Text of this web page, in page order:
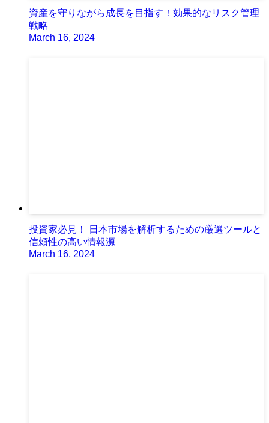
資産を守りながら成長を目指す！効果的なリスク管理
戦略
March 16, 2024
投資家必見！ 日本市場を解析するための厳選ツールと
信頼性の高い情報源
March 16, 2024